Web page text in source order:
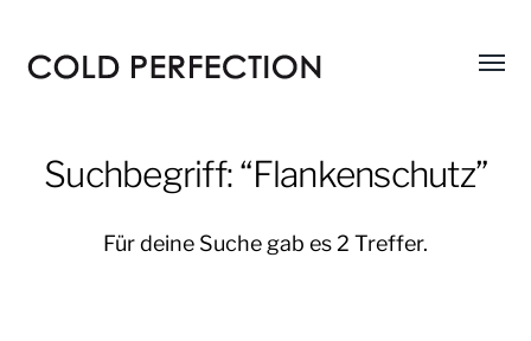
Menü
Suchbegriff: “Flankenschutz”
Für deine Suche gab es 2 Treffer.